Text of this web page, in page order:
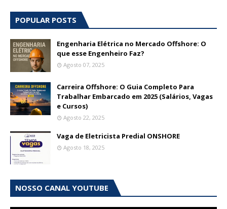
POPULAR POSTS
Engenharia Elétrica no Mercado Offshore: O
que esse Engenheiro Faz?
Agosto 07, 2025
Carreira Offshore: O Guia Completo Para
Trabalhar Embarcado em 2025 (Salários, Vagas
e Cursos)
Agosto 22, 2025
Vaga de Eletricista Predial ONSHORE
Agosto 18, 2025
NOSSO CANAL YOUTUBE